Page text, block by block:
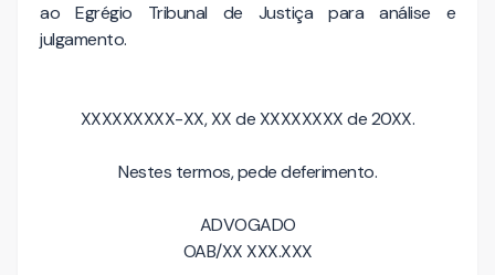
ao Egrégio Tribunal de Justiça para análise e
julgamento.
XXXXXXXXX-XX, XX de XXXXXXXX de 20XX.
Nestes termos, pede deferimento.
ADVOGADO
OAB/XX XXX.XXX